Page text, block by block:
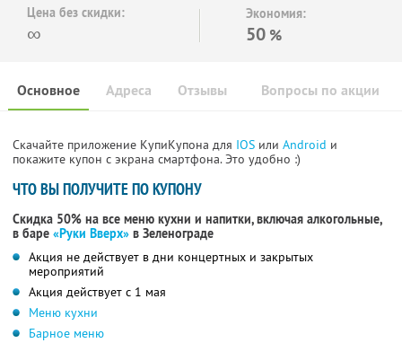
Цена без скидки:
∞
Экономия:
50 %
Основное Отзывы Вопросы по акции
Адреса
Скачайте приложение КупиКупона для IOS или Android и
покажите купон с экрана смартфона. Это удобно :)
ЧТО ВЫ ПОЛУЧИТЕ ПО КУПОНУ
Скидка 50% на все меню кухни и напитки, включая алкогольные,
в баре «Руки Вверх» в Зеленограде
Акция не действует в дни концертных и закрытых
мероприятий
Акция действует с 1 мая
Меню кухни
Барное меню